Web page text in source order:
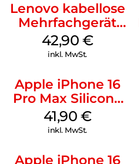
Lenovo kabellose
Mehrfachgerät
Luna Grey
42,90 €
inkl. MwSt.
Apple iPhone 16
Pro Max Silicone
Case MagSafe
Ultramarine
41,90 €
inkl. MwSt.
Apple iPhone 16